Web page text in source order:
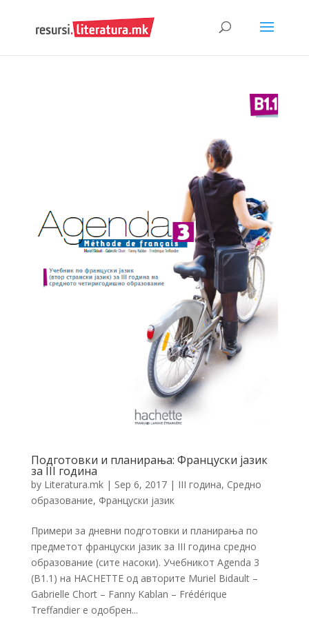
Подготовки и планирања: Француски јазик
за III година
by Literatura.mk| Sep 6, 2017| III година, Средно
образование, Француски јазик
Примери за дневни подготовки и планирања по
предметот француски јазик за III година средно
образование (сите насоки). Учебникот Agenda 3
(B1.1) на HACHETTE од авторите Muriel Bidault –
Gabrielle Chort – Fanny Kablan – Frédérique
Treffandier e одобрен...